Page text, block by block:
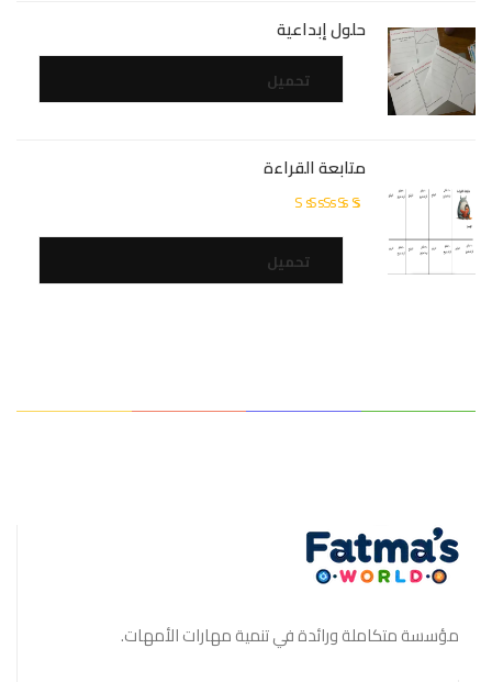
حلول إبداعية
تحميل
متابعة القراءة
تم
التقييم
من
تحميل
مؤسسة متكاملة ورائدة في تنمية مهارات الأمهات.